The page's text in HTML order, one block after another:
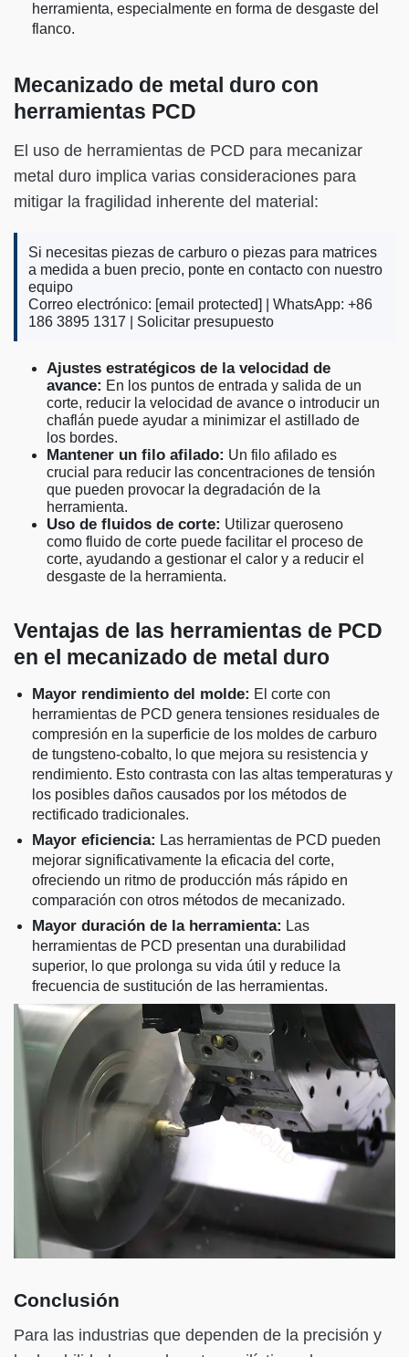
herramienta, especialmente en forma de desgaste del
flanco.
Mecanizado de metal duro con
herramientas PCD
El uso de herramientas de PCD para mecanizar
metal duro implica varias consideraciones para
mitigar la fragilidad inherente del material:
Si necesitas piezas de carburo o piezas para matrices
a medida a buen precio, ponte en contacto con nuestro
equipo
Correo electrónico: [email protected]
| WhatsApp: +86
186 3895 1317 | Solicitar presupuesto
Ajustes estratégicos de la velocidad de
avance: En los puntos de entrada y salida de un
corte, reducir la velocidad de avance o introducir un
chaflán puede ayudar a minimizar el astillado de
los bordes.
Mantener un filo afilado: Un filo afilado es
crucial para reducir las concentraciones de tensión
que pueden provocar la degradación de la
herramienta.
Uso de fluidos de corte: Utilizar queroseno
como fluido de corte puede facilitar el proceso de
corte, ayudando a gestionar el calor y a reducir el
desgaste de la herramienta.
Ventajas de las herramientas de PCD
en el mecanizado de metal duro
Mayor rendimiento del molde: El corte con
herramientas de PCD genera tensiones residuales de
compresión en la superficie de los moldes de carburo
de tungsteno-cobalto, lo que mejora su resistencia y
rendimiento. Esto contrasta con las altas temperaturas y
los posibles daños causados por los métodos de
rectificado tradicionales.
Mayor eficiencia: Las herramientas de PCD pueden
mejorar significativamente la eficacia del corte,
ofreciendo un ritmo de producción más rápido en
comparación con otros métodos de mecanizado.
Mayor duración de la herramienta: Las
herramientas de PCD presentan una durabilidad
superior, lo que prolonga su vida útil y reduce la
frecuencia de sustitución de las herramientas.
Conclusión
Para las industrias que dependen de la precisión y